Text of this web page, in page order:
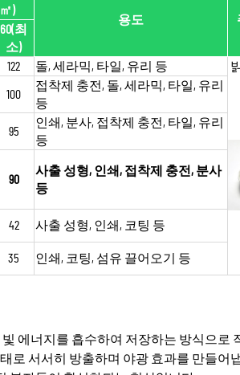
㎡)
용도
60(최
소)
122 돌, 세라믹, 타일, 유리 등
100
접착제 충전, 돌, 세라믹, 타일, 유리
등
95
인쇄, 분사, 접착제 충전, 타일, 유리
등
90
사출 성형, 인쇄, 접착제 충전, 분사
등
42 사출 성형, 인쇄, 코팅 등
35 인쇄, 코팅, 섬유 끌어오기 등
에너지를 흡수하여 저장하는 방식으로
로 서서히 방출하며 야광 효과를 만들어